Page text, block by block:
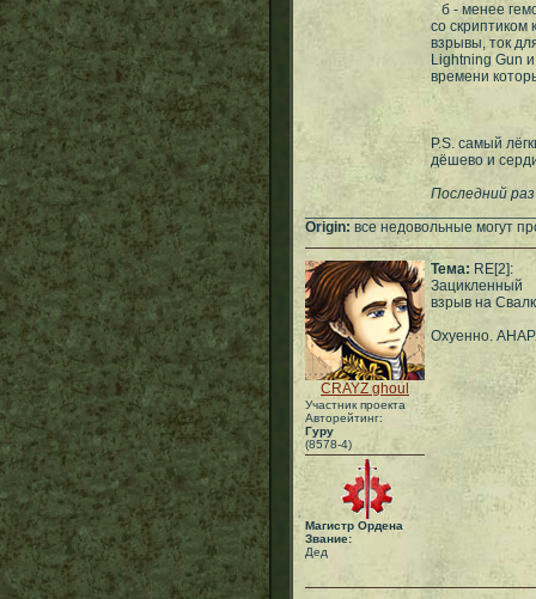
б - менее
со скриптиком
взрывы, ток
Lightning Gun
времени
P.S. самый
дёшево и
Последний
Origin: все недовольные могут
CRAYZ ghoul
Участник проекта
Авторейтинг:
Гуру
(8578-4)
Магистр Ордена
Звание:
Дед
Тема: RE[2]:
Зацикленный
взрыв на
Охуенно.